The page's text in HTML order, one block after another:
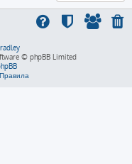
© phpBB Limited
Правила